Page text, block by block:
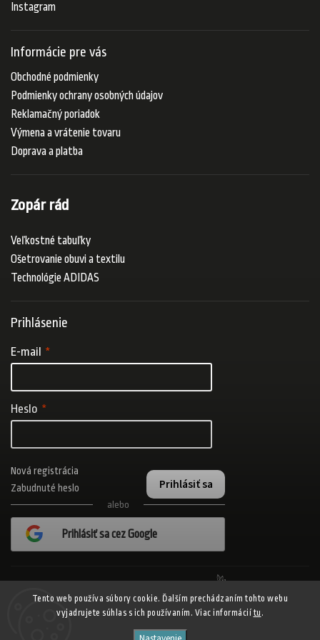
Tento web používa súbory cookie. Ďalším prechádzaním tohto webu
vyjadrujete súhlas s ich používaním. Viac informácií tu .
Instagram
Informácie pre vás
Obchodné podmienky
Podmienky ochrany osobných údajov
Reklamačný poriadok
Výmena a vrátenie tovaru
Doprava a platba
Zopár rád
Veľkostné tabuľky
Ošetrovanie obuvi a textilu
Technológie ADIDAS
Prihlásenie
E-mail
Heslo
Prihlásiť sa
Nová registrácia
Zabudnuté heslo
alebo
Prihlásiť sa cez Google
ADISPORT.sk - adidas online športový obchod